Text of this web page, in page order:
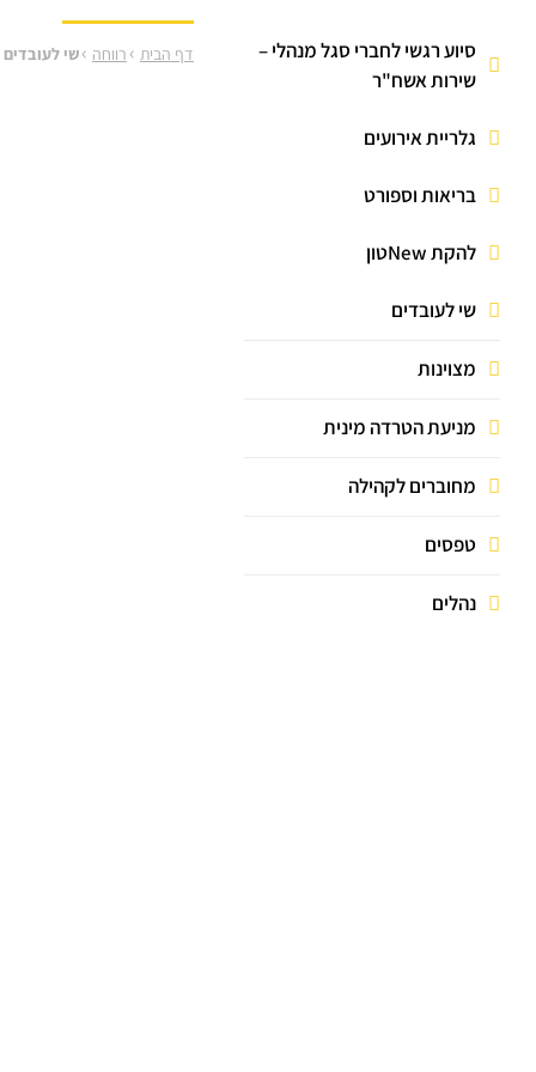
ביטוח ריזיקו
החזרי רישוי וביטוח
עבודה פרטית
פטור / החזר שכר לימוד
ביטוח בריאות קולקטיבי
מילואים
סיוע רגשי לחברי סגל מנהלי –
שירות אשח"ר
גלריית אירועים
בריאות וספורט
להקת Newטון
שי לעובדים
מצוינות
מניעת הטרדה מינית
מחוברים לקהילה
טפסים
נהלים
דף הבית › רווחה ›שי לעובדים